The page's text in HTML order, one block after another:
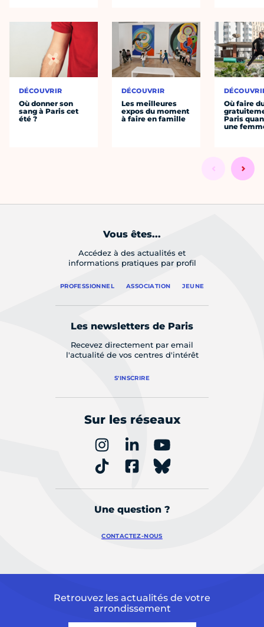
DÉCOUVRIR
Où donner son
sang à Paris cet
été ?
DÉCOUVRIR
Les meilleures
expos du moment
à faire en famille
Où faire
Paris
une
Vous êtes...
Accédez à des actualités et
informations pratiques par profil
PROFESSIONNEL ASSOCIATION JEUNE
Les newsletters de Paris
Recevez directement par email
l'actualité de vos centres d'intérêt
S'INSCRIRE
Sur les réseaux
Une question ?
CONTACTEZ-NOUS
Retrouvez les actualités de votre
arrondissement